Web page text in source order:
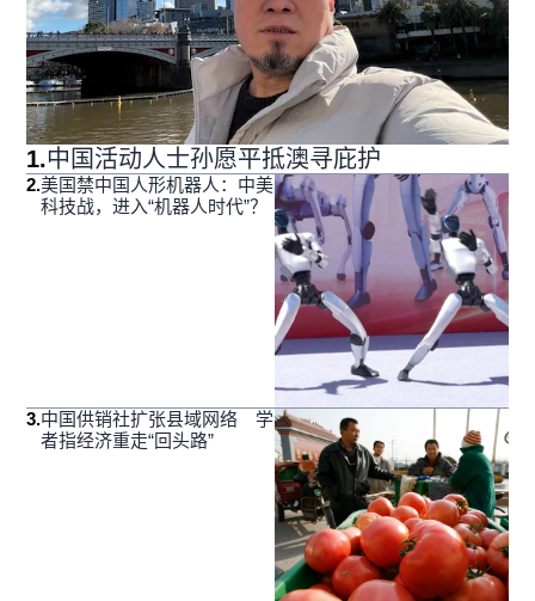
1.中国活动人士孙愿平抵澳寻庇护
2.美国禁中国人形机器人：中美
科技战，进入“机器人时代”？
3.中国供销社扩张县域网络 学
者指经济重走“回头路”